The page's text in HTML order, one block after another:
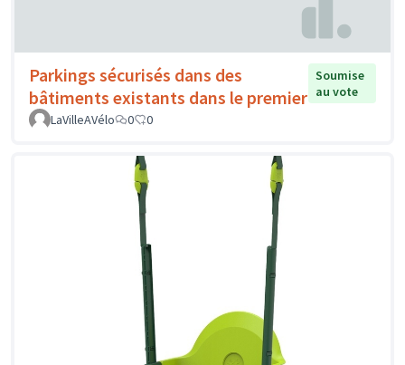
Parkings sécurisés dans des
bâtiments existants dans le premier
Soumise
au vote
LaVilleAVélo
0 0